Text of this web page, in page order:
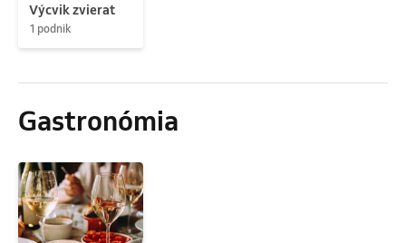
Výcvik zvierat
1 podnik
Gastronómia